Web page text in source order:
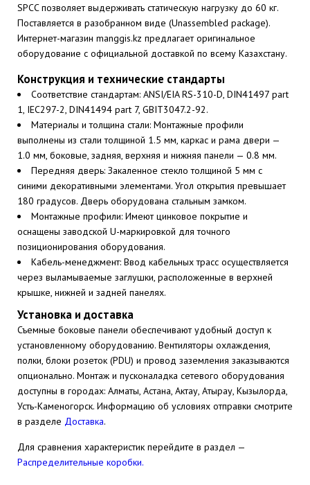
SPCC позволяет выдерживать статическую нагрузку до 60 кг.
Поставляется в разобранном виде (Unassembled package).
Интернет-магазин manggis.kz предлагает оригинальное
оборудование с официальной доставкой по всему Казахстану.
Конструкция и технические стандарты
Соответствие стандартам: ANSI/EIA RS-310-D, DIN41497 part
1, IEC297-2, DIN41494 part 7, GBIT3047.2-92.
Материалы и толщина стали: Монтажные профили
выполнены из стали толщиной 1.5 мм, каркас и рама двери —
1.0 мм, боковые, задняя, верхняя и нижняя панели — 0.8 мм.
Передняя дверь: Закаленное стекло толщиной 5 мм с
синими декоративными элементами. Угол открытия превышает
180 градусов. Дверь оборудована стальным замком.
Монтажные профили: Имеют цинковое покрытие и
оснащены заводской U-маркировкой для точного
позиционирования оборудования.
Кабель-менеджмент: Ввод кабельных трасс осуществляется
через выламываемые заглушки, расположенные в верхней
крышке, нижней и задней панелях.
Установка и доставка
Съемные боковые панели обеспечивают удобный доступ к
установленному оборудованию. Вентиляторы охлаждения,
полки, блоки розеток (PDU) и провод заземления заказываются
опционально. Монтаж и пусконаладка сетевого оборудования
доступны в городах: Алматы, Астана, Актау, Атырау, Кызылорда,
Усть-Каменогорск. Информацию об условиях отправки смотрите
в разделе Доставка.
Для сравнения характеристик перейдите в раздел —
Распределительные коробки.